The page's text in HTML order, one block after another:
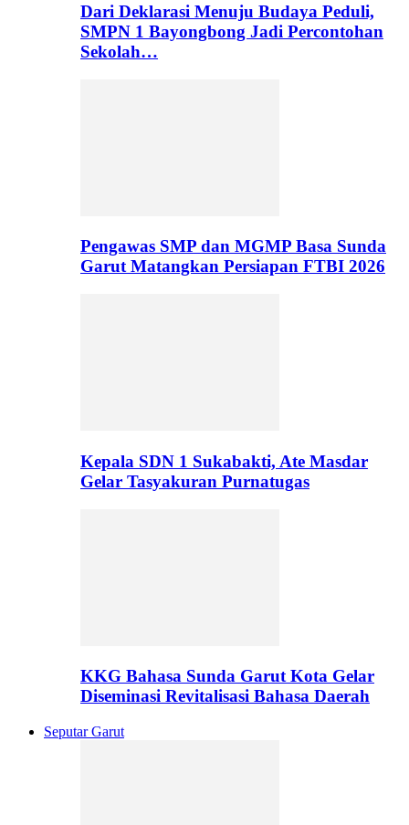
Dari Deklarasi Menuju Budaya Peduli,
SMPN 1 Bayongbong Jadi Percontohan
Sekolah…
Pengawas SMP dan MGMP Basa Sunda
Garut Matangkan Persiapan FTBI 2026
Kepala SDN 1 Sukabakti, Ate Masdar
Gelar Tasyakuran Purnatugas
KKG Bahasa Sunda Garut Kota Gelar
Diseminasi Revitalisasi Bahasa Daerah
Seputar Garut